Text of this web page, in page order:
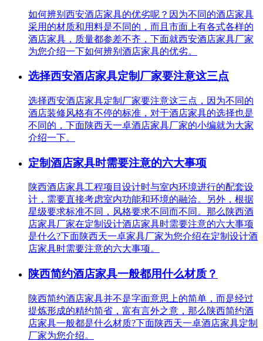
如何辨别西安酒店家具的优劣呢？因为不同的酒店家具
采用的材质和用料是不同的，而且市面上有各式各样的
酒店家具，质量都参差不齐，下面就西安酒店家具厂家
为您介绍一下如何辨别酒店家具的优劣。
选择西安酒店家具定制厂家要注意这三点
选择西安酒店家具定制厂家要注意这三点，因为不同的
酒店装修风格有不停的标准，对于酒店家具的选择也是
不同的，下面陕西天一卓酒店家具厂家的小编就为大家
介绍一下。
定制酒店家具时需要注意的六大事项
陕西酒店家具工程项目设计时与室内环境进行的配套设
计，需要直接考虑室内功能和环境的融洽。另外，根据
星级要求标准不同，风格要求不同而不同。那么陕西酒
店家具厂家在定制设计酒店家具时需要注意的六大事项
是什么?下面陕西天一卓家具厂家为您介绍在定制设计酒
店家具时需要注意的六大事项。
陕西简约酒店家具一般都用什么材质？
陕西简约酒店家具并不是字面意思上的简单，而是经过
提炼形成的精约简省，富有言外之意，那么陕西简约酒
店家具一般都是什么材质?下面陕西天一卓酒店家具定制
厂家为您介绍。